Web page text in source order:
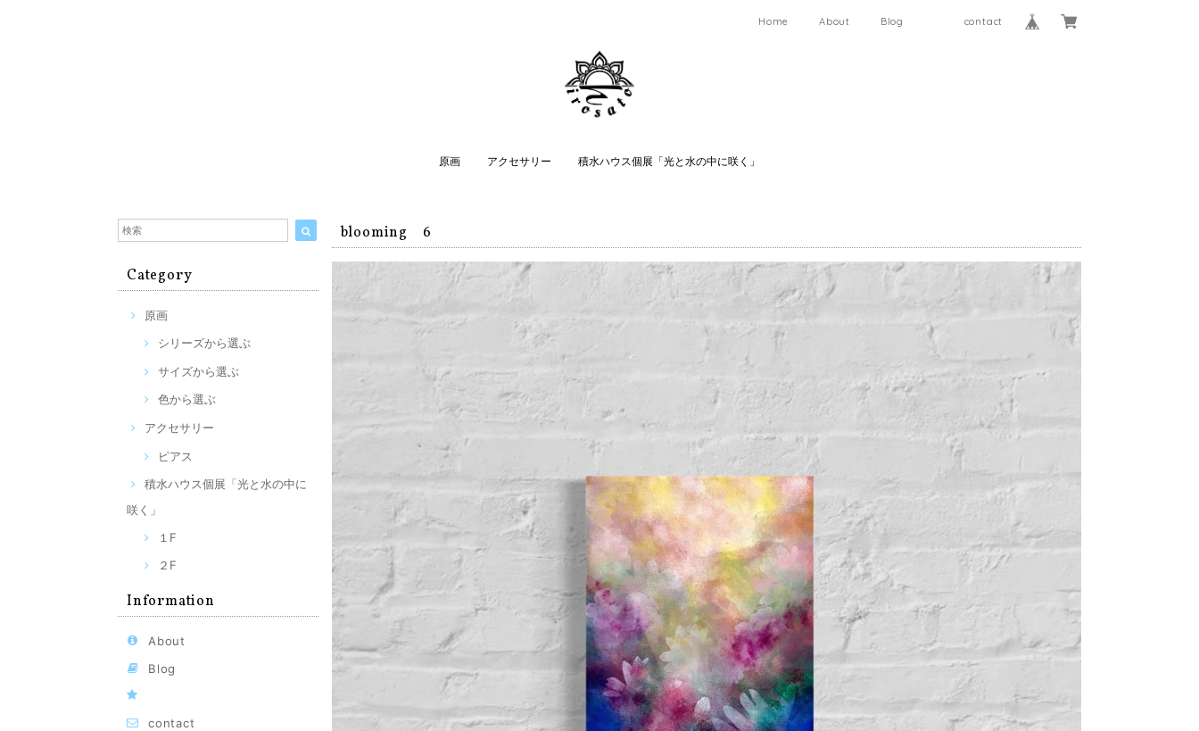
Home About Blog contact
原画 アクセサリー 積水ハウス個展「光と水の中に咲く」
Category
原画
シリーズから選ぶ
サイズから選ぶ
色から選ぶ
アクセサリー
ピアス
積水ハウス個展「光と水の中に
咲く」
１F
２F
Information
About
Blog
contact
blooming 6